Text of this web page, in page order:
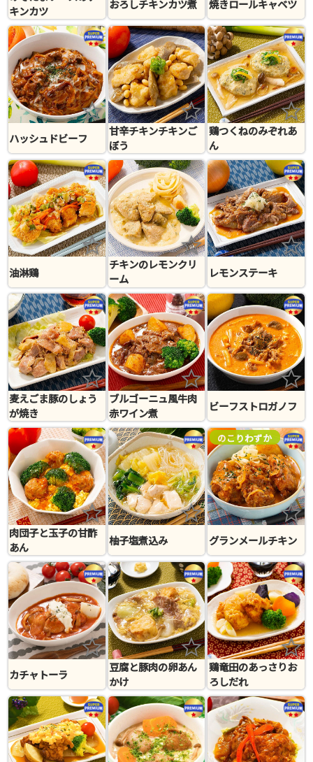
キンカツ
おろしチキンカツ煮 焼きロールキャベツ
ハッシュドビーフ
甘辛チキンチキンご
ぼう
鶏つくねのみぞれあ
ん
油淋鶏
チキンのレモンクリ
ーム
レモンステーキ
麦えごま豚のしょう
が焼き
ブルゴーニュ風牛肉
赤ワイン煮
ビーフストロガノフ
肉団子と玉子の甘酢
あん
柚子塩煮込み
のこりわずか
グランメールチキン
カチャトーラ
豆腐と豚肉の卵あん
かけ
鶏竜田のあっさりお
ろしだれ